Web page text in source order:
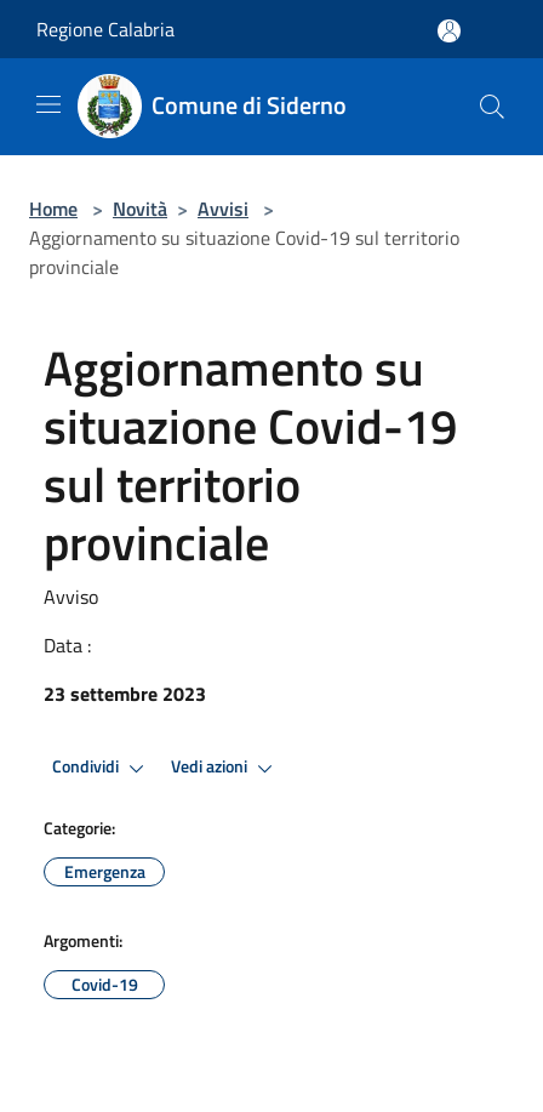
Regione Calabria
Comune di Siderno
Home > Novità > Avvisi >
Aggiornamento su situazione Covid-19 sul territorio
provinciale
Aggiornamento su
situazione Covid-19
sul territorio
provinciale
Avviso
Data :
23 settembre 2023
Condividi Vedi azioni
Categorie:
Emergenza
Argomenti:
Covid-19